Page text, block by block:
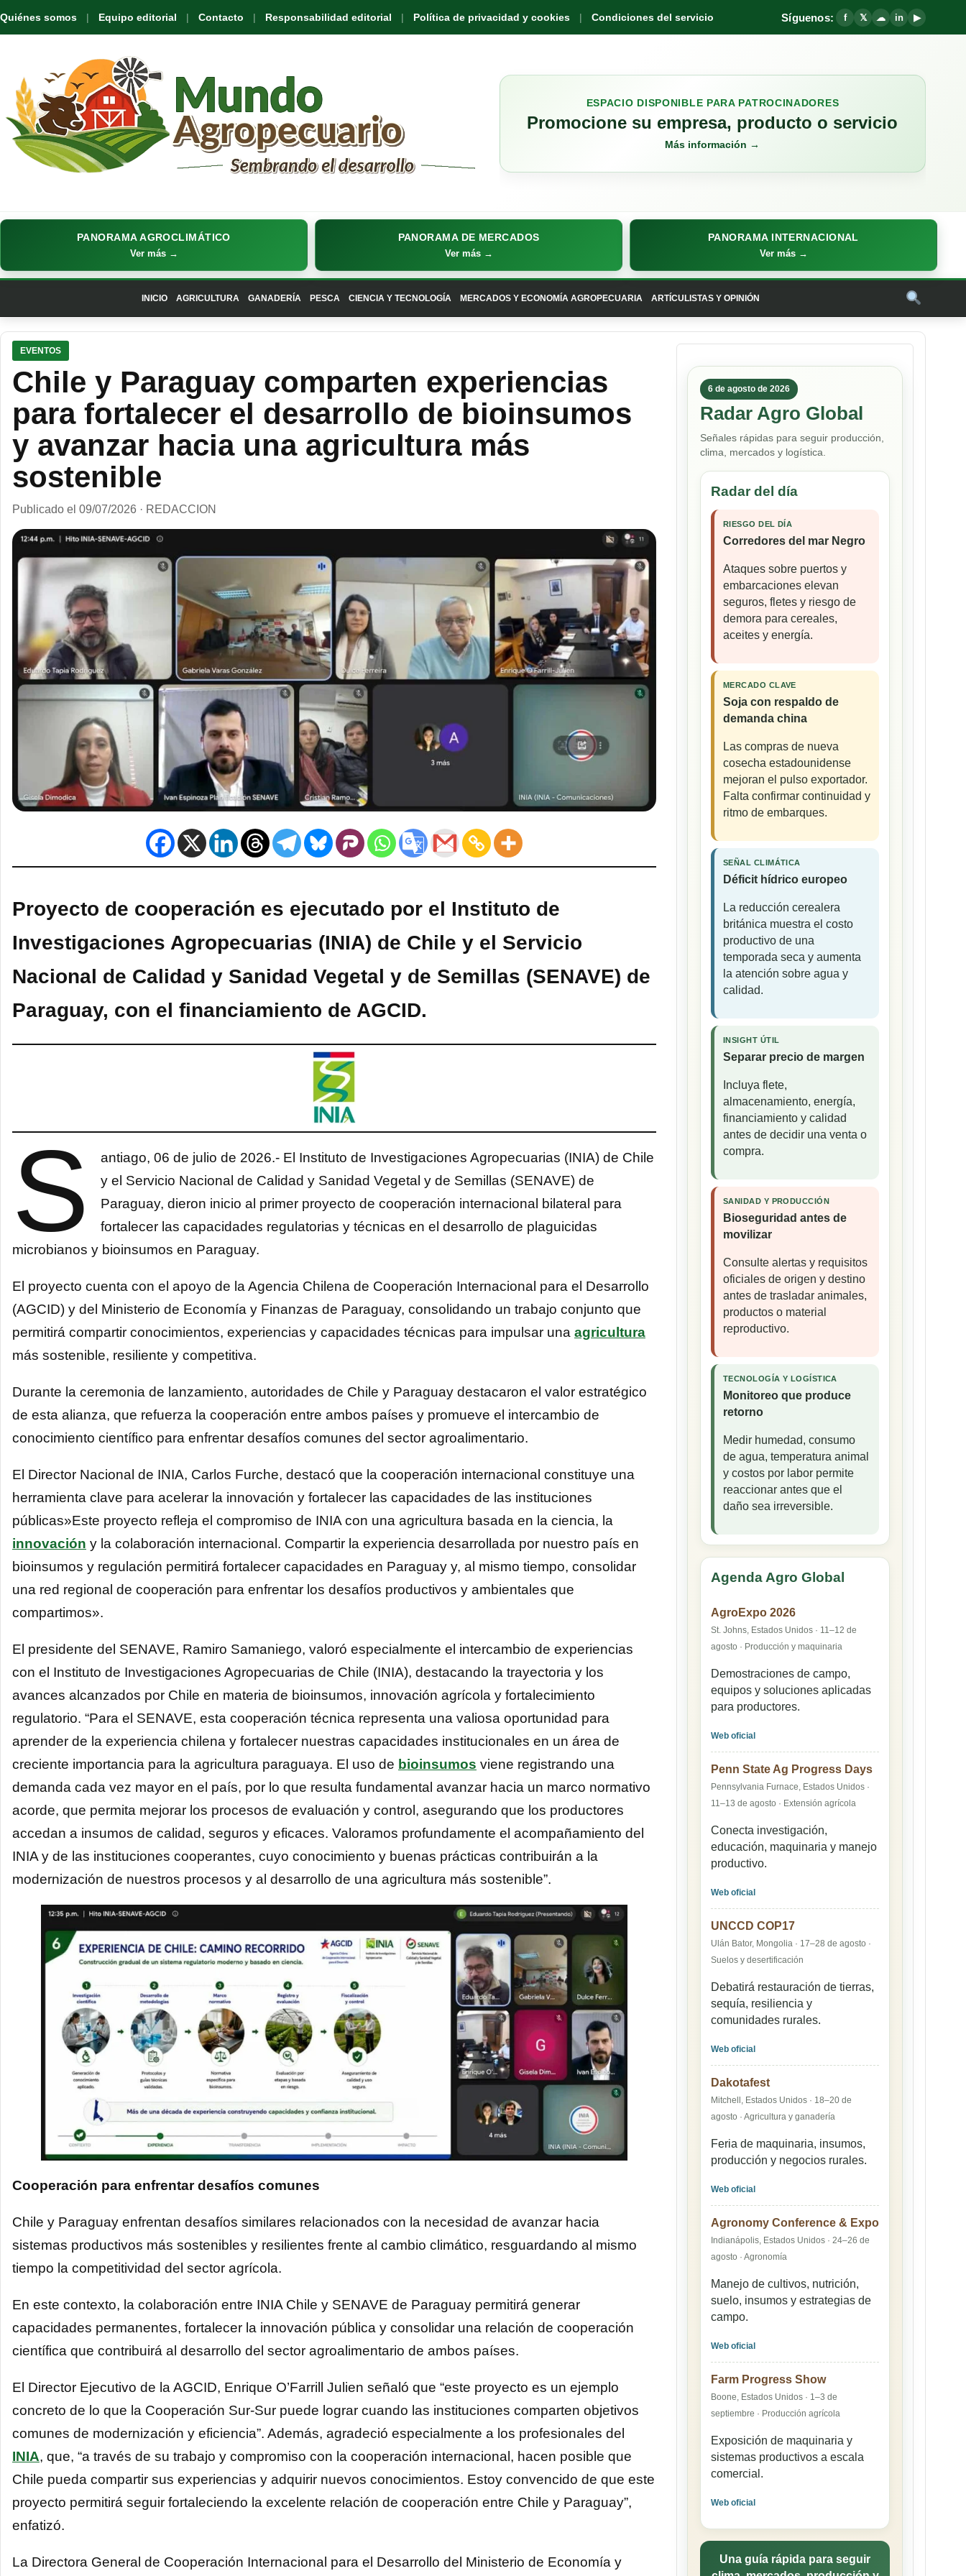
Quiénes somos Equipo editorial Contacto Responsabilidad editorial Política de privacidad y cookies Condiciones del servicio Síguenos: f 𝕏 ☁ in ▶
ESPACIO DISPONIBLE PARA PATROCINADORES
Promocione su empresa, producto o servicio
Más información →
PANORAMA AGROCLIMÁTICO
Ver más →
PANORAMA DE MERCADOS
Ver más →
PANORAMA INTERNACIONAL
Ver más →
INICIO AGRICULTURA GANADERÍA PESCA CIENCIA Y TECNOLOGÍA MERCADOS Y ECONOMÍA AGROPECUARIA ARTÍCULISTAS Y OPINIÓN
EVENTOS
Chile y Paraguay comparten experiencias
para fortalecer el desarrollo de bioinsumos
y avanzar hacia una agricultura más
sostenible
Publicado el 09/07/2026 · REDACCION
Proyecto de cooperación es ejecutado por el Instituto de
Investigaciones Agropecuarias (INIA) de Chile y el Servicio
Nacional de Calidad y Sanidad Vegetal y de Semillas (SENAVE) de
Paraguay, con el financiamiento de AGCID.
S
antiago, 06 de julio de 2026.- El Instituto de Investigaciones Agropecuarias (INIA) de Chile
y el Servicio Nacional de Calidad y Sanidad Vegetal y de Semillas (SENAVE) de
Paraguay, dieron inicio al primer proyecto de cooperación internacional bilateral para
fortalecer las capacidades regulatorias y técnicas en el desarrollo de plaguicidas
microbianos y bioinsumos en Paraguay.
El proyecto cuenta con el apoyo de la Agencia Chilena de Cooperación Internacional para el Desarrollo
(AGCID) y del Ministerio de Economía y Finanzas de Paraguay, consolidando un trabajo conjunto que
permitirá compartir conocimientos, experiencias y capacidades técnicas para impulsar una agricultura
más sostenible, resiliente y competitiva.
Durante la ceremonia de lanzamiento, autoridades de Chile y Paraguay destacaron el valor estratégico
de esta alianza, que refuerza la cooperación entre ambos países y promueve el intercambio de
conocimiento científico para enfrentar desafíos comunes del sector agroalimentario.
El Director Nacional de INIA, Carlos Furche, destacó que la cooperación internacional constituye una
herramienta clave para acelerar la innovación y fortalecer las capacidades de las instituciones
públicas»Este proyecto refleja el compromiso de INIA con una agricultura basada en la ciencia, la
innovación y la colaboración internacional. Compartir la experiencia desarrollada por nuestro país en
bioinsumos y regulación permitirá fortalecer capacidades en Paraguay y, al mismo tiempo, consolidar
una red regional de cooperación para enfrentar los desafíos productivos y ambientales que
compartimos».
El presidente del SENAVE, Ramiro Samaniego, valoró especialmente el intercambio de experiencias
con el Instituto de Investigaciones Agropecuarias de Chile (INIA), destacando la trayectoria y los
avances alcanzados por Chile en materia de bioinsumos, innovación agrícola y fortalecimiento
regulatorio. “Para el SENAVE, esta cooperación técnica representa una valiosa oportunidad para
aprender de la experiencia chilena y fortalecer nuestras capacidades institucionales en un área de
creciente importancia para la agricultura paraguaya. El uso de bioinsumos viene registrando una
demanda cada vez mayor en el país, por lo que resulta fundamental avanzar hacia un marco normativo
acorde, que permita mejorar los procesos de evaluación y control, asegurando que los productores
accedan a insumos de calidad, seguros y eficaces. Valoramos profundamente el acompañamiento del
INIA y de las instituciones cooperantes, cuyo conocimiento y buenas prácticas contribuirán a la
modernización de nuestros procesos y al desarrollo de una agricultura más sostenible”.
Cooperación para enfrentar desafíos comunes
Chile y Paraguay enfrentan desafíos similares relacionados con la necesidad de avanzar hacia
sistemas productivos más sostenibles y resilientes frente al cambio climático, resguardando al mismo
tiempo la competitividad del sector agrícola.
En este contexto, la colaboración entre INIA Chile y SENAVE de Paraguay permitirá generar
capacidades permanentes, fortalecer la innovación pública y consolidar una relación de cooperación
científica que contribuirá al desarrollo del sector agroalimentario de ambos países.
El Director Ejecutivo de la AGCID, Enrique O’Farrill Julien señaló que “este proyecto es un ejemplo
concreto de lo que la Cooperación Sur-Sur puede lograr cuando las instituciones comparten objetivos
comunes de modernización y eficiencia”. Además, agradeció especialmente a los profesionales del
INIA, que, “a través de su trabajo y compromiso con la cooperación internacional, hacen posible que
Chile pueda compartir sus experiencias y adquirir nuevos conocimientos. Estoy convencido de que este
proyecto permitirá seguir fortaleciendo la excelente relación de cooperación entre Chile y Paraguay”,
enfatizó.
La Directora General de Cooperación Internacional para el Desarrollo del Ministerio de Economía y
6 de agosto de 2026
Radar Agro Global
Señales rápidas para seguir producción,
clima, mercados y logística.
Radar del día
RIESGO DEL DÍA
Corredores del mar Negro
Ataques sobre puertos y
embarcaciones elevan
seguros, fletes y riesgo de
demora para cereales,
aceites y energía.
MERCADO CLAVE
Soja con respaldo de
demanda china
Las compras de nueva
cosecha estadounidense
mejoran el pulso exportador.
Falta confirmar continuidad y
ritmo de embarques.
SEÑAL CLIMÁTICA
Déficit hídrico europeo
La reducción cerealera
británica muestra el costo
productivo de una
temporada seca y aumenta
la atención sobre agua y
calidad.
INSIGHT ÚTIL
Separar precio de margen
Incluya flete,
almacenamiento, energía,
financiamiento y calidad
antes de decidir una venta o
compra.
SANIDAD Y PRODUCCIÓN
Bioseguridad antes de
movilizar
Consulte alertas y requisitos
oficiales de origen y destino
antes de trasladar animales,
productos o material
reproductivo.
TECNOLOGÍA Y LOGÍSTICA
Monitoreo que produce
retorno
Medir humedad, consumo
de agua, temperatura animal
y costos por labor permite
reaccionar antes que el
daño sea irreversible.
Agenda Agro Global
AgroExpo 2026
St. Johns, Estados Unidos · 11–12 de
agosto · Producción y maquinaria
Demostraciones de campo,
equipos y soluciones aplicadas
para productores.
Web oficial
Penn State Ag Progress Days
Pennsylvania Furnace, Estados Unidos ·
11–13 de agosto · Extensión agrícola
Conecta investigación,
educación, maquinaria y manejo
productivo.
Web oficial
UNCCD COP17
Ulán Bator, Mongolia · 17–28 de agosto ·
Suelos y desertificación
Debatirá restauración de tierras,
sequía, resiliencia y
comunidades rurales.
Web oficial
Dakotafest
Mitchell, Estados Unidos · 18–20 de
agosto · Agricultura y ganadería
Feria de maquinaria, insumos,
producción y negocios rurales.
Web oficial
Agronomy Conference & Expo
Indianápolis, Estados Unidos · 24–26 de
agosto · Agronomía
Manejo de cultivos, nutrición,
suelo, insumos y estrategias de
campo.
Web oficial
Farm Progress Show
Boone, Estados Unidos · 1–3 de
septiembre · Producción agrícola
Exposición de maquinaria y
sistemas productivos a escala
comercial.
Web oficial
Una guía rápida para seguir